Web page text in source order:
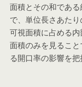
面積とその和であ
で、単位長さあた
可視面積に占める
面積のみを見るこ
る開口率の影響を把